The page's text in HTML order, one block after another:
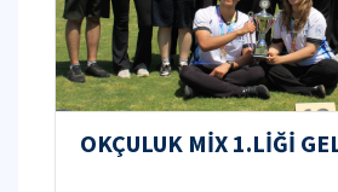
OKÇULUK MİX 1.LİĞİ